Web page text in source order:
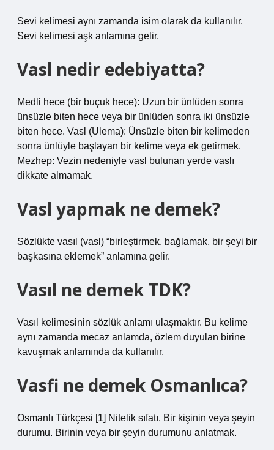
Sevi kelimesi aynı zamanda isim olarak da kullanılır.
Sevi kelimesi aşk anlamına gelir.
Vasl nedir edebiyatta?
Medli hece (bir buçuk hece): Uzun bir ünlüden sonra
ünsüzle biten hece veya bir ünlüden sonra iki ünsüzle
biten hece. Vasl (Ulema): Ünsüzle biten bir kelimeden
sonra ünlüyle başlayan bir kelime veya ek getirmek.
Mezhep: Vezin nedeniyle vasl bulunan yerde vaslı
dikkate almamak.
Vasl yapmak ne demek?
Sözlükte vasıl (vasl) “birleştirmek, bağlamak, bir şeyi bir
başkasına eklemek” anlamına gelir.
Vasıl ne demek TDK?
Vasıl kelimesinin sözlük anlamı ulaşmaktır. Bu kelime
aynı zamanda mecaz anlamda, özlem duyulan birine
kavuşmak anlamında da kullanılır.
Vasfi ne demek Osmanlıca?
Osmanlı Türkçesi [1] Nitelik sıfatı. Bir kişinin veya şeyin
durumu. Birinin veya bir şeyin durumunu anlatmak.